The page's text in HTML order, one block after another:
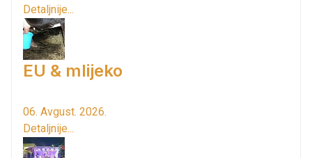
Detaljnije...
EU & mlijeko
06. Avgust. 2026.
Detaljnije...